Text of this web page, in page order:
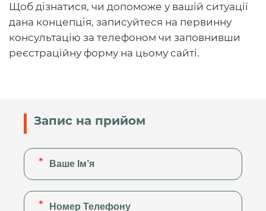
Щоб дізнатися, чи допоможе у вашій ситуації
дана концепція, записуйтеся на первинну
консультацію за телефоном чи заповнивши
реєстраційну форму на цьому сайті.
Запис на прийом